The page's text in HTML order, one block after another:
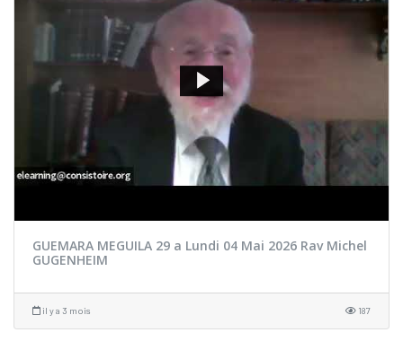
GUEMARA MEGUILA 29 a Lundi 04 Mai 2026 Rav Michel
GUGENHEIM
il y a 3 mois 187